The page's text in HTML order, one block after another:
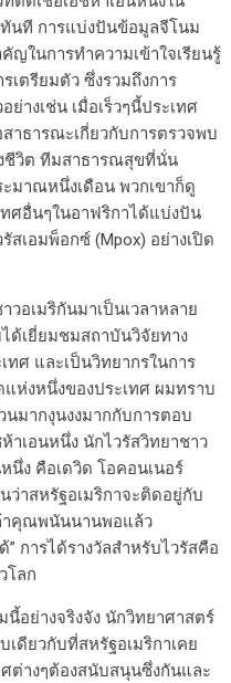
ทันที การแบ่งปันข้อมูลจีโนม
ญในการทำความเข้าใจเรียนรู้
เตรียมตัว ซึ่งรวมถึงการ
างเช่น เมื่อเร็วๆนี้ประเทศ
สาธารณะเกี่ยวกับการตรวจพบ
งชีวิต ทีมสาธารณสุขที่นั่น
ะมาณหนึ่งเดือน พวกเขาก็ดู
ศอื่นๆในอาฟริกาได้แบ่งปัน
สเอมพ็อกซ์ (Mpox) อย่างเปิด
อเมริกันมาเป็นเวลาหลาย
ด้เยี่ยมชมสถาบันวิจัยทาง
ศ และเป็นวิทยากรในการ
ห่งหนึ่งของประเทศ ผมทราบ
มากงุนงงมากกับการตอบ
าเอนหนึ่ง นักไวรัสวิทยาชาว
นึ่ง คือเดวิด โอคอนเนอร์
นว่าสหรัฐอเมริกาจะติดอยู่กับ
าคุณพนันนานพอแล้ว
การได้รางวัลสำหรับไวรัสคือ
โลก
อย่างจริงจัง นักวิทยาศาสตร์
ดียวกับที่สหรัฐอเมริกาเคย
ศต่างๆต้องสนับสนุนซึ่งกันและ